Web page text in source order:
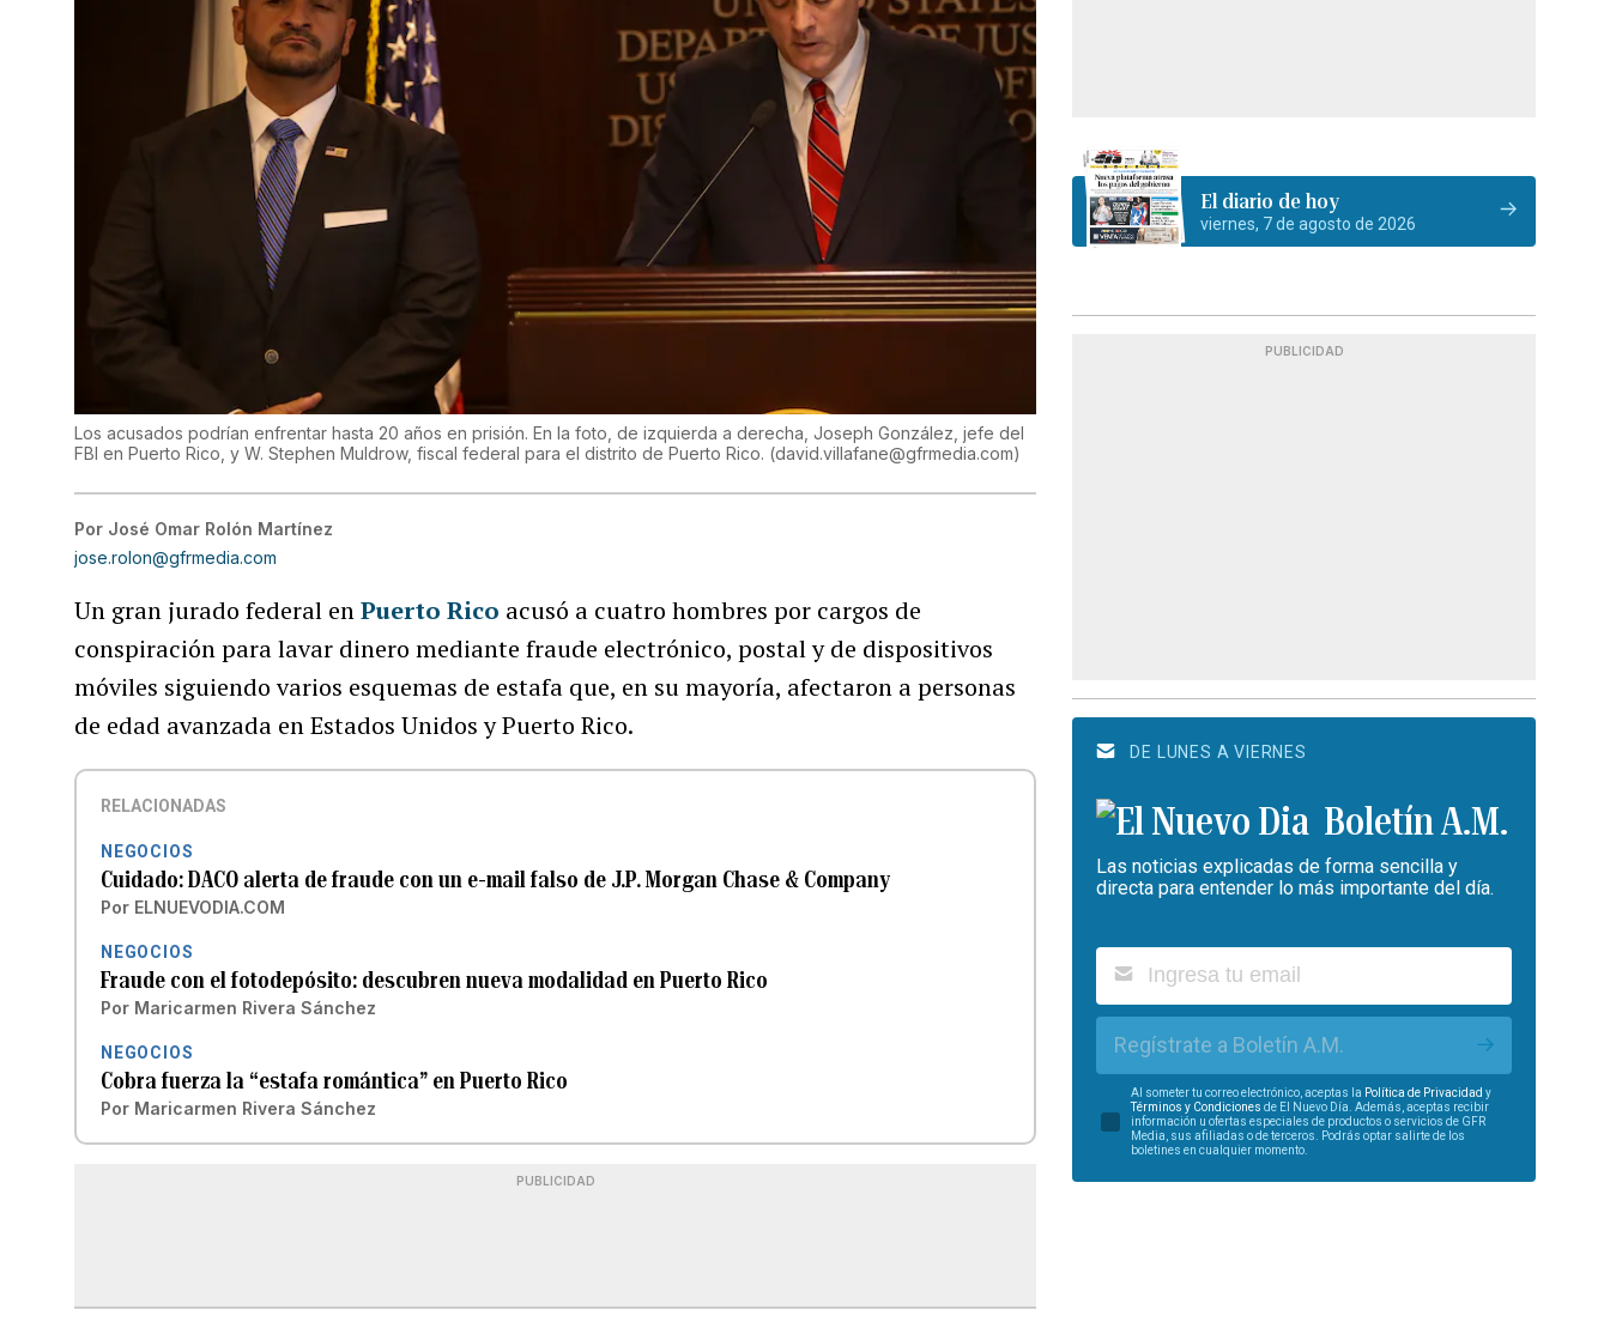
Los acusados podrían enfrentar hasta 20 años en prisión. En la foto, de izquierda a derecha, Joseph González, jefe del
FBI en Puerto Rico, y W. Stephen Muldrow, fiscal federal para el distrito de Puerto Rico. (david.villafane@gfrmedia.com)
Por José Omar Rolón Martínez
jose.rolon@gfrmedia.com
Un gran jurado federal enPuerto Rico acusó a cuatro hombres por cargos de
conspiración para lavar dinero mediante fraude electrónico, postal y de dispositivos
móviles siguiendo varios esquemas de estafa que, en su mayoría, afectaron a personas
de edad avanzada en Estados Unidos y Puerto Rico.
RELACIONADAS
NEGOCIOS
Cuidado: DACO alerta de fraude con un e-mail falso de J.P. Morgan Chase & Company
Por ELNUEVODIA.COM
NEGOCIOS
Fraude con el fotodepósito: descubren nueva modalidad en Puerto Rico
Por Maricarmen Rivera Sánchez
NEGOCIOS
Cobra fuerza la “estafa romántica” en Puerto Rico
Por Maricarmen Rivera Sánchez
PUBLICIDAD
El diario de hoy
viernes, 7 de agosto de 2026
PUBLICIDAD
DE LUNES A VIERNES
Boletín A.M.
Las noticias explicadas de forma sencilla y
directa para entender lo más importante del día.
Regístrate a Boletín A.M.
Al someter tu correo electrónico, aceptas la Política de Privacidad y
Términos y Condiciones de El Nuevo Día. Además, aceptas recibir
información u ofertas especiales de productos o servicios de GFR
Media, sus afiliadas o de terceros. Podrás optar salirte de los
boletines en cualquier momento.